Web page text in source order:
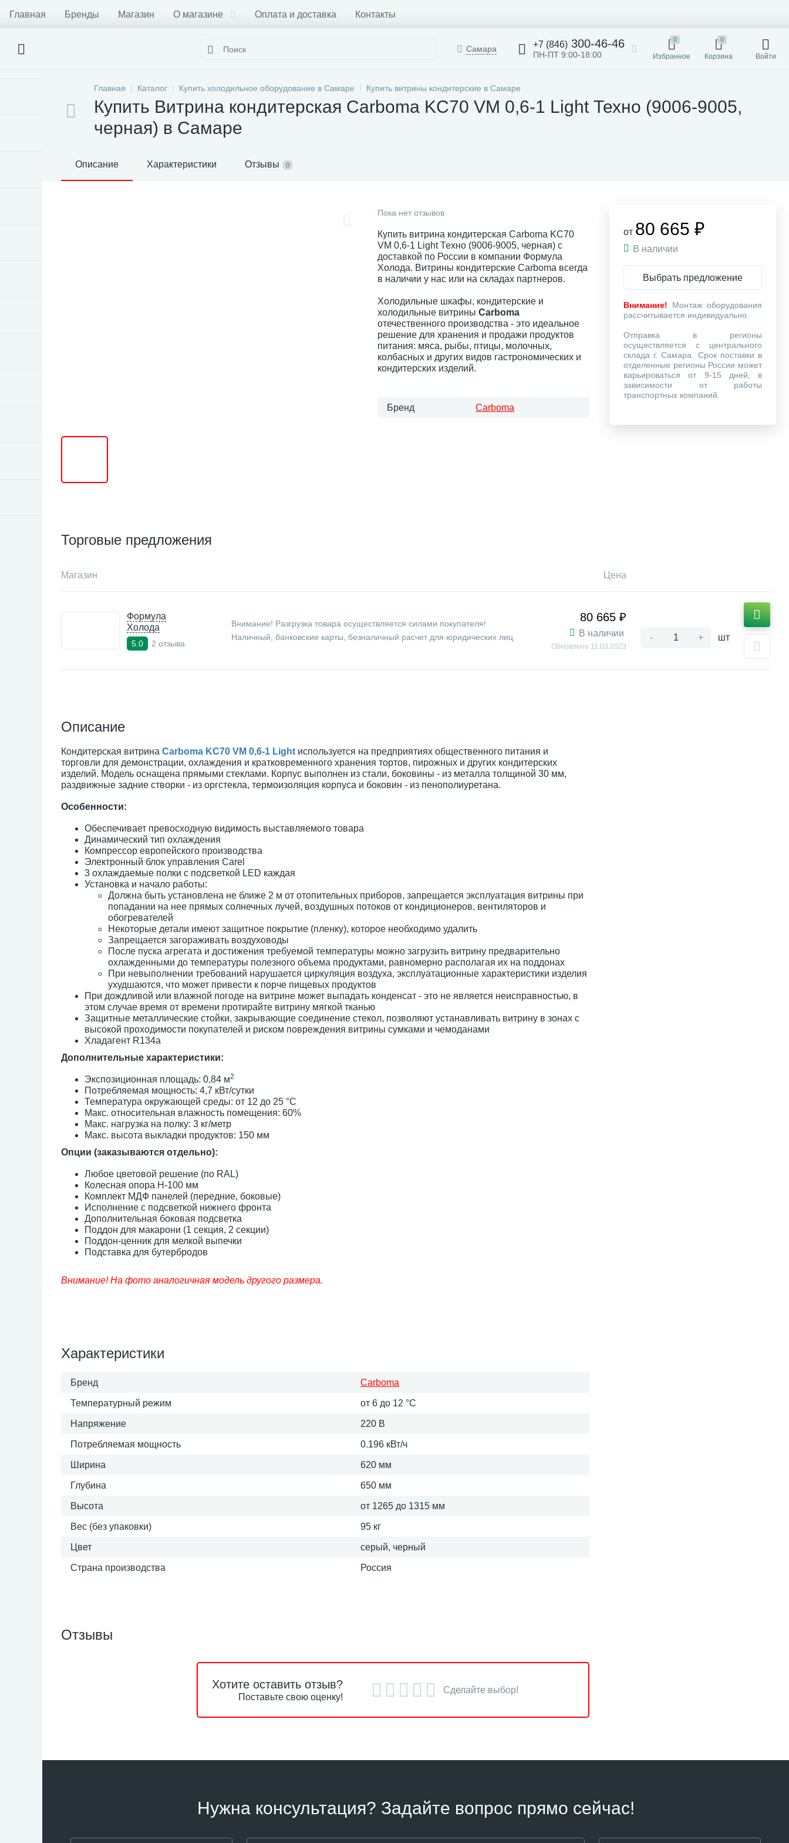
Главная Бренды Магазин О магазине Оплата и доставка Контакты
Самара +7 (846) 300-46-46
ПН-ПТ 9:00-18:00
0
Избранное
0
Корзина Войти
Главная Каталог Купить холодильное оборудование в Самаре Купить витрины кондитерские в Самаре
Купить Витрина кондитерская Carboma KC70 VM 0,6-1 Light Техно (9006-9005,
черная) в Самаре
Описание Характеристики Отзывы 0
Пока нет отзывов
Купить витрина кондитерская Carboma KC70
VM 0,6-1 Light Техно (9006-9005, черная) с
доставкой по России в компании Формула
Холода. Витрины кондитерские Carboma всегда
в наличии у нас или на складах партнеров.
Холодильные шкафы, кондитерские и
холодильные витрины Carboma
отечественного производства - это идеальное
решение для хранения и продажи продуктов
питания: мяса, рыбы, птицы, молочных,
колбасных и других видов гастрономических и
кондитерских изделий.
Бренд Carboma
Торговые предложения
Магазин Цена
Формула
Холода
5.0 2 отзыва
Внимание! Разгрузка товара осуществляется силами покупателя!
Наличный, банковские карты, безналичный расчет для юридических лиц
80 665 ₽
В наличии
Обновлено 11.03.2023
- + шт
Описание
Кондитерская витрина Carboma KC70 VM 0,6-1 Light используется на предприятиях общественного питания и
торговли для демонстрации, охлаждения и кратковременного хранения тортов, пирожных и других кондитерских
изделий. Модель оснащена прямыми стеклами. Корпус выполнен из стали, боковины - из металла толщиной 30 мм,
раздвижные задние створки - из оргстекла, термоизоляция корпуса и боковин - из пенополиуретана.
Особенности:
Обеспечивает превосходную видимость выставляемого товара
Динамический тип охлаждения
Компрессор европейского производства
Электронный блок управления Carel
3 охлаждаемые полки с подсветкой LED каждая
Установка и начало работы:
Должна быть установлена не ближе 2 м от отопительных приборов, запрещается эксплуатация витрины при
попадании на нее прямых солнечных лучей, воздушных потоков от кондиционеров, вентиляторов и
обогревателей
Некоторые детали имеют защитное покрытие (пленку), которое необходимо удалить
Запрещается загораживать воздуховоды
После пуска агрегата и достижения требуемой температуры можно загрузить витрину предварительно
охлажденными до температуры полезного объема продуктами, равномерно располагая их на поддонах
При невыполнении требований нарушается циркуляция воздуха, эксплуатационные характеристики изделия
ухудшаются, что может привести к порче пищевых продуктов
При дождливой или влажной погоде на витрине может выпадать конденсат - это не является неисправностью, в
этом случае время от времени протирайте витрину мягкой тканью
Защитные металлические стойки, закрывающие соединение стекол, позволяют устанавливать витрину в зонах с
высокой проходимости покупателей и риском повреждения витрины сумками и чемоданами
Хладагент R134a
Дополнительные характеристики:
Экспозиционная площадь: 0,84 м2
Потребляемая мощность: 4,7 кВт/сутки
Температура окружающей среды: от 12 до 25 °С
Макс. относительная влажность помещения: 60%
Макс. нагрузка на полку: 3 кг/метр
Макс. высота выкладки продуктов: 150 мм
Опции (заказываются отдельно):
Любое цветовой решение (по RAL)
Колесная опора H-100 мм
Комплект МДФ панелей (передние, боковые)
Исполнение с подсветкой нижнего фронта
Дополнительная боковая подсветка
Поддон для макарони (1 секция, 2 секции)
Поддон-ценник для мелкой выпечки
Подставка для бутербродов
Внимание! На фото аналогичная модель другого размера.
Характеристики
Бренд Carboma
Температурный режим от 6 до 12 °С
Напряжение 220 В
Потребляемая мощность 0.196 кВт/ч
Ширина 620 мм
Глубина 650 мм
Высота от 1265 до 1315 мм
Вес (без упаковки) 95 кг
Цвет серый, черный
Страна производства Россия
от 80 665 ₽
В наличии
Выбрать предложение
Внимание! Монтаж оборудования
рассчитывается индивидуально.
Отправка в регионы
осуществляется с центрального
склада г. Самара. Срок поставки в
отделенные регионы России может
варьироваться от 9-15 дней, в
зависимости от работы
транспортных компаний.
Отзывы
Хотите оставить отзыв?
Поставьте свою оценку!
Сделайте выбор!
Нужна консультация? Задайте вопрос прямо сейчас!